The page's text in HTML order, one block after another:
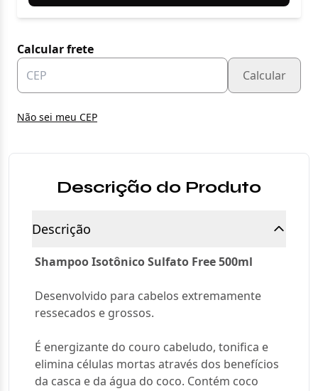
Calcular frete
Calcular
Não sei meu CEP
Descrição do Produto
Descrição
Shampoo Isotônico Sulfato Free 500ml
Desenvolvido para cabelos extremamente
ressecados e grossos.
É energizante do couro cabeludo, tonifica e
elimina células mortas através dos benefícios
da casca e da água do coco. Contém coco